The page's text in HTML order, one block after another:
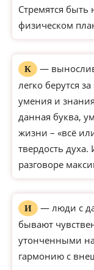
Стремятся
физическом
К
—
легко берутся
умения и
данная буква,
жизни – «всё
твердость
разговоре
И
— люди с
бывают
утонченными
гармонию с